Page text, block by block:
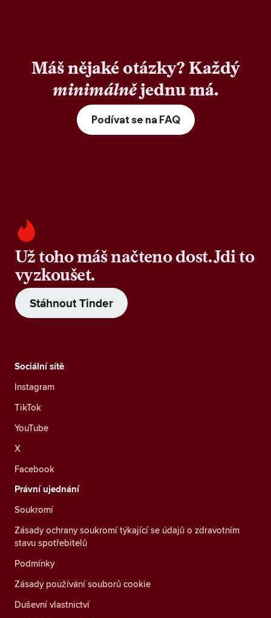
Máš nějaké otázky? Každý
minimálnějednu má.
Podívat se na FAQ
Už toho máš načteno dost. Jdi to
vyzkoušet.
Stáhnout Tinder
Sociální sítě
Instagram
TikTok
YouTube
X
Facebook
Právní ujednání
Soukromí
Zásady ochrany soukromí týkající se údajů o zdravotním
stavu spotřebitelů
Podmínky
Zásady používání souborů cookie
Duševní vlastnictví